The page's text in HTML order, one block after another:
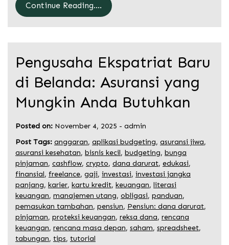
Continue Reading....
Pengusaha Ekspatriat Baru
di Belanda: Asuransi yang
Mungkin Anda Butuhkan
Posted on: November 4, 2025 - admin
Post Tags: anggaran, aplikasi budgeting, asuransi jiwa,
asuransi kesehatan, bisnis kecil, budgeting, bunga
pinjaman, cashflow, crypto, dana darurat, edukasi,
finansial, freelance, gaji, investasi, investasi jangka
panjang, karier, kartu kredit, keuangan, literasi
keuangan, manajemen utang, obligasi, panduan,
pemasukan tambahan, pensiun, Pensiun: dana darurat,
pinjaman, proteksi keuangan, reksa dana, rencana
keuangan, rencana masa depan, saham, spreadsheet,
tabungan, tips, tutorial